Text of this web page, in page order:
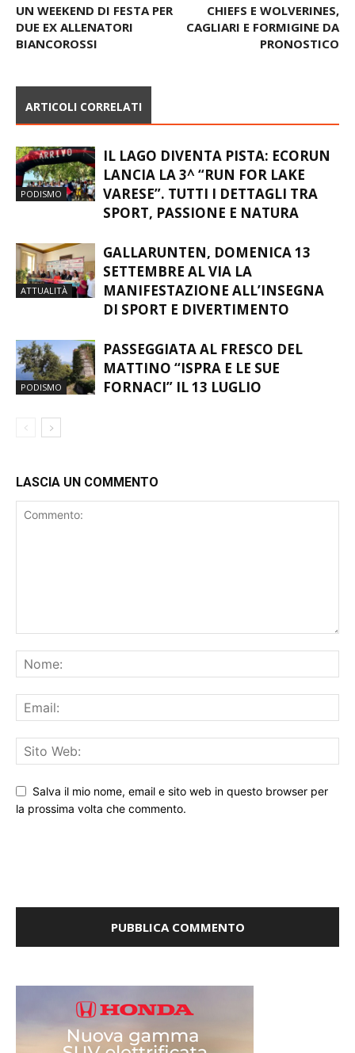
UN WEEKEND DI FESTA PER
DUE EX ALLENATORI
BIANCOROSSI
CHIEFS E WOLVERINES,
CAGLIARI E FORMIGINE DA
PRONOSTICO
ARTICOLI CORRELATI
PODISMO
IL LAGO DIVENTA PISTA: ECORUN
LANCIA LA 3^ “RUN FOR LAKE
VARESE”. TUTTI I DETTAGLI TRA
SPORT, PASSIONE E NATURA
ATTUALITÀ
GALLARUNTEN, DOMENICA 13
SETTEMBRE AL VIA LA
MANIFESTAZIONE ALL’INSEGNA
DI SPORT E DIVERTIMENTO
PODISMO
PASSEGGIATA AL FRESCO DEL
MATTINO “ISPRA E LE SUE
FORNACI” IL 13 LUGLIO
LASCIA UN COMMENTO
Salva il mio nome, email e sito web in questo browser per
la prossima volta che commento.